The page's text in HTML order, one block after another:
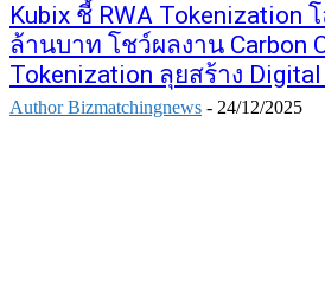
Kubix ชี้ RWA Tokenization
ล้านบาท โชว์ผลงาน Carbon
Tokenization ลุยสร้าง
Author Bizmatchingnews - 24/12/2025